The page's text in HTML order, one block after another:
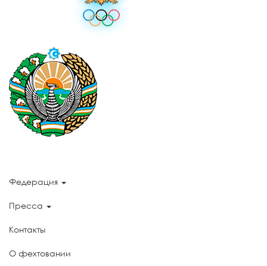
Федерация
Пресса
Контакты
О фехтовании